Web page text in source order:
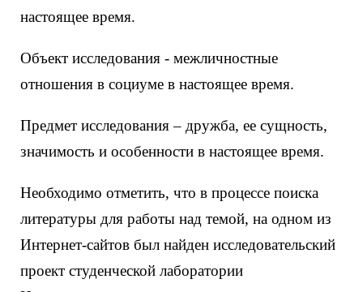
настоящее время.
Объект исследования - межличностные
отношения в социуме в настоящее время.
Предмет исследования – дружба, ее сущность,
значимость и особенности в настоящее время.
Необходимо отметить, что в процессе поиска
литературы для работы над темой, на одном из
Интернет-сайтов был найден исследовательский
проект студенческой лаборатории